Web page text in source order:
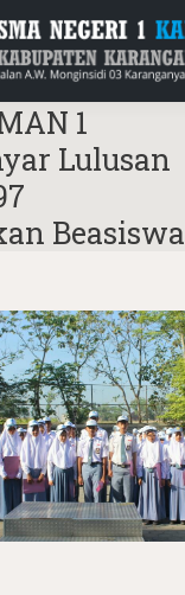
1
Lulusan
Beasiswa